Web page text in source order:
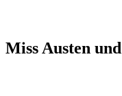
Miss Austen